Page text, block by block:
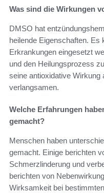
Was sind die Wirkungen
DMSO hat
heilende Eigenschaften. Es
Erkrankungen eingesetzt
und den Heilungsprozess
seine antioxidative Wirkung
verlangsamen.
Welche Erfahrungen
gemacht?
Menschen haben
gemacht. Einige berichten
Schmerzlinderung und
berichten von
Wirksamkeit bei